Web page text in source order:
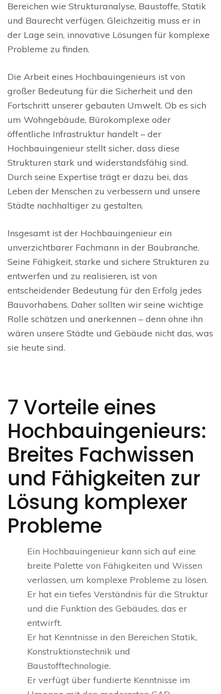
Bereichen wie Strukturanalyse, Baustoffe, Statik
und Baurecht verfügen. Gleichzeitig muss er in
der Lage sein, innovative Lösungen für komplexe
Probleme zu finden.
Die Arbeit eines Hochbauingenieurs ist von
großer Bedeutung für die Sicherheit und den
Fortschritt unserer gebauten Umwelt. Ob es sich
um Wohngebäude, Bürokomplexe oder
öffentliche Infrastruktur handelt – der
Hochbauingenieur stellt sicher, dass diese
Strukturen stark und widerstandsfähig sind.
Durch seine Expertise trägt er dazu bei, das
Leben der Menschen zu verbessern und unsere
Städte nachhaltiger zu gestalten.
Insgesamt ist der Hochbauingenieur ein
unverzichtbarer Fachmann in der Baubranche.
Seine Fähigkeit, starke und sichere Strukturen zu
entwerfen und zu realisieren, ist von
entscheidender Bedeutung für den Erfolg jedes
Bauvorhabens. Daher sollten wir seine wichtige
Rolle schätzen und anerkennen – denn ohne ihn
wären unsere Städte und Gebäude nicht das, was
sie heute sind.
7 Vorteile eines
Hochbauingenieurs:
Breites Fachwissen
und Fähigkeiten zur
Lösung komplexer
Probleme
Ein Hochbauingenieur kann sich auf eine
breite Palette von Fähigkeiten und Wissen
verlassen, um komplexe Probleme zu lösen.
Er hat ein tiefes Verständnis für die Struktur
und die Funktion des Gebäudes, das er
entwirft.
Er hat Kenntnisse in den Bereichen Statik,
Konstruktionstechnik und
Baustofftechnologie.
Er verfügt über fundierte Kenntnisse im